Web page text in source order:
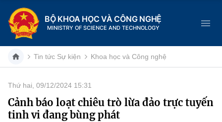
BỘ KHOA HỌC VÀ CÔNG NGHỆ
MINISTRY OF SCIENCE AND TECHNOLOGY
Danh mục
Trang chủ
Tin tức Sự kiện Khoa học và Công nghệ
Thứ hai, 09/12/2024 15:31
Cảnh báo loạt chiêu trò lừa đảo trực tuyến
tinh vi đang bùng phát